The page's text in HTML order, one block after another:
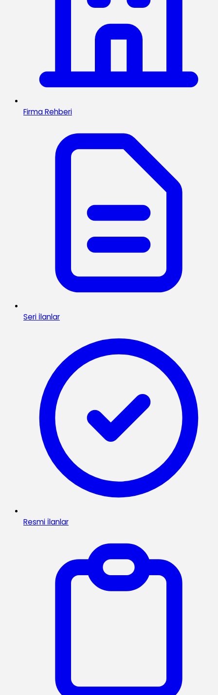
Firma Rehberi
Seri İlanlar
Resmi İlanlar